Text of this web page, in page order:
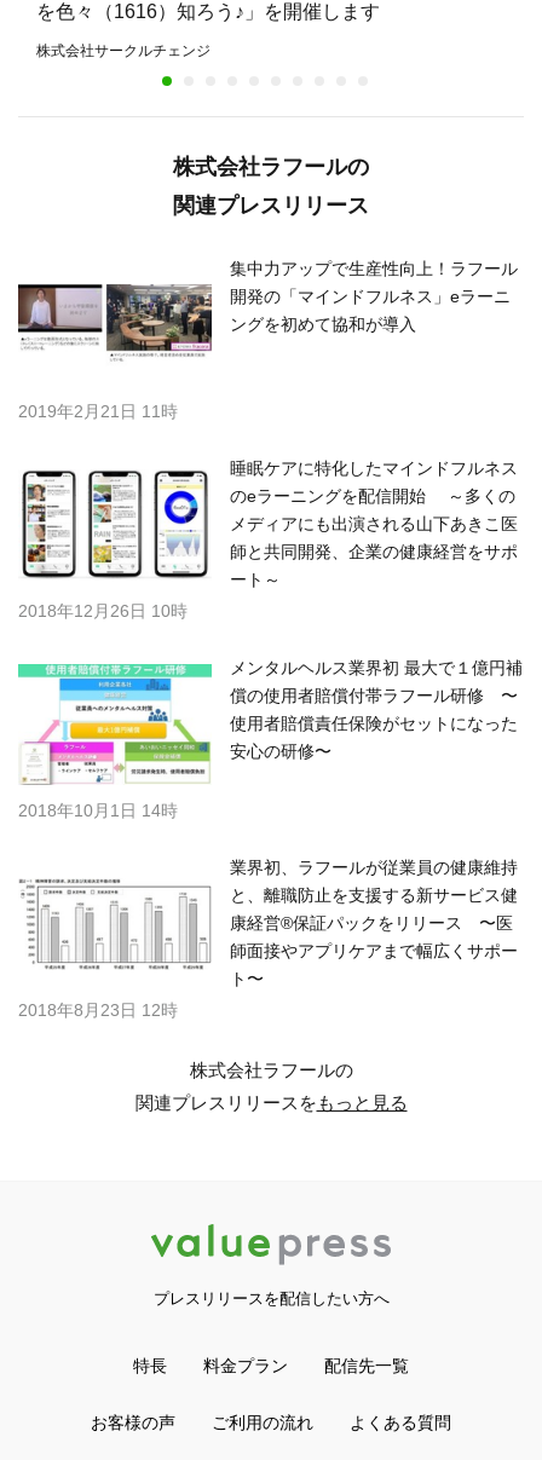
を色々（1616）知ろう♪」を開催します
株式会社サークルチェンジ
株式会社ラフールの
関連プレスリリース
集中力アップで生産性向上！ラフール
開発の「マインドフルネス」eラーニ
ングを初めて協和が導入
2019年2月21日 11時
睡眠ケアに特化したマインドフルネス
のeラーニングを配信開始 ～多くの
メディアにも出演される山下あきこ医
師と共同開発、企業の健康経営をサポ
ート～
2018年12月26日 10時
メンタルヘルス業界初 最大で１億円補
償の使用者賠償付帯ラフール研修 〜
使用者賠償責任保険がセットになった
安心の研修〜
2018年10月1日 14時
業界初、ラフールが従業員の健康維持
と、離職防止を支援する新サービス健
康経営®保証パックをリリース 〜医
師面接やアプリケアまで幅広くサポー
ト〜
2018年8月23日 12時
株式会社ラフールの
関連プレスリリースをもっと見る
プレスリリースを配信したい方へ
特長 料金プラン 配信先一覧
お客様の声 ご利用の流れ よくある質問